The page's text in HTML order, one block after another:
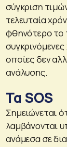
σύγκριση
τελευταία
φθηνότερο το
οποίες δεν
ανάλυσης.
Τα SOS
Σημειώνεται
λαμβάνονται
ανάμεσα σε